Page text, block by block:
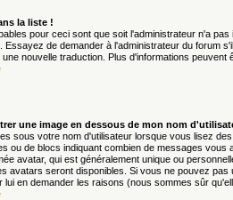
la liste !
pour ceci sont que soit l'administrateur n'a
Essayez de demander à l'administrateur du forum
nouvelle traduction. Plus d'informations
une image en dessous de mon nom
sous votre nom d'utilisateur lorsque vous lisez
ou de blocs indiquant combien de messages
avatar, qui est généralement unique ou
avatars seront disponibles. Si vous ne pouvez
lui en demander les raisons (nous sommes sûr